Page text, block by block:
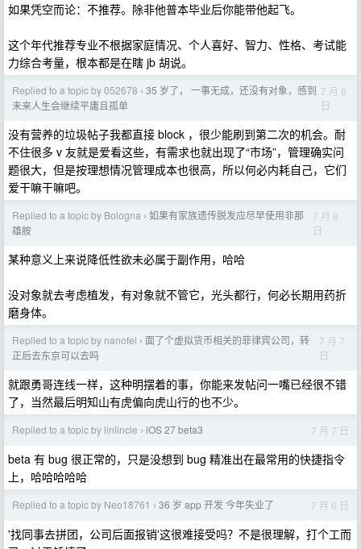
如果凭空而论：不推荐。除非他普本毕业后你能带他起飞。
这个年代推荐专业不根据家庭情况、个人喜好、智力、性格、考试能
力综合考量，根本都是在瞎 jb 胡说。
Replied to a topic by 052678 › 35 岁了， 一事无成，还没有对象，感到
未来人生会继续平庸且孤单
7 月 8
日
没有营养的垃圾帖子我都直接 block ，很少能刷到第二次的机会。耐
不住很多 v 友就是爱看这些，有需求也就出现了“市场”，管理确实问
题很大，但是按理想情况管理成本也很高，所以何必内耗自己，它们
爱干嘛干嘛吧。
Replied to a topic by Bologna › 如果有家族遗传脱发应尽早使用非那
雄胺
7 月 8
日
某种意义上来说降低性欲未必属于副作用，哈哈
没对象就去考虑植发，有对象就不管它，光头都行，何必长期用药折
磨身体。
Replied to a topic by nanofei › 面了个虚拟货币相关的菲律宾公司，转
正后去东京可以去吗
7 月 7
日
就跟勇哥连线一样，这种明摆着的事，你能来发帖问一嘴已经很不错
了，当然最后明知山有虎偏向虎山行的也不少。
Replied to a topic by linlincie › iOS 27 beta3 7 月 7 日
beta 有 bug 很正常的，只是没想到 bug 精准出在最常用的快捷指令
上，哈哈哈哈哈
Replied to a topic by Neo18761 › 36 岁 app 开发 今年失业了 7 月 6 日
'找同事去拼团，公司后面报销'这很难接受吗？不是很理解，打个工而